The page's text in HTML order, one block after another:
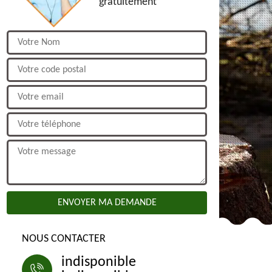
NOUS CONTACTER
indisponible